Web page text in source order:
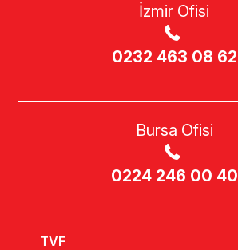
İzmir Ofisi
0232 463 08 62
Bursa Ofisi
0224 246 00 40
TVF